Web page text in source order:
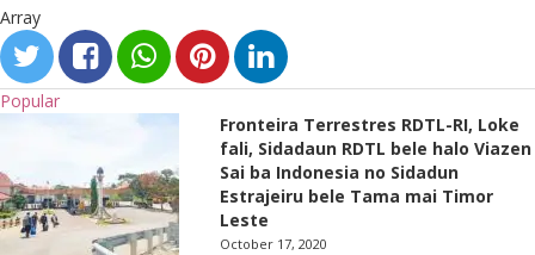
Array
Popular
Fronteira Terrestres RDTL-RI, Loke
fali, Sidadaun RDTL bele halo Viazen
Sai ba Indonesia no Sidadun
Estrajeiru bele Tama mai Timor
Leste
October 17, 2020